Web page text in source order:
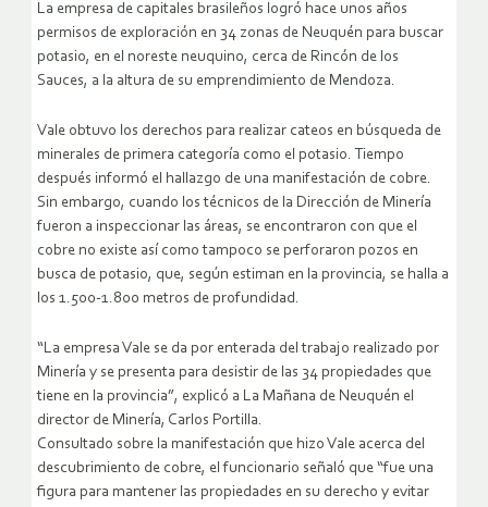
La empresa de capitales brasileños logró hace unos años
permisos de exploración en 34 zonas de Neuquén para buscar
potasio, en el noreste neuquino, cerca de Rincón de los
Sauces, a la altura de su emprendimiento de Mendoza.
Vale obtuvo los derechos para realizar cateos en búsqueda de
minerales de primera categoría como el potasio. Tiempo
después informó el hallazgo de una manifestación de cobre.
Sin embargo, cuando los técnicos de la Dirección de Minería
fueron a inspeccionar las áreas, se encontraron con que el
cobre no existe así como tampoco se perforaron pozos en
busca de potasio, que, según estiman en la provincia, se halla a
los 1.500-1.800 metros de profundidad.
“La empresa Vale se da por enterada del trabajo realizado por
Minería y se presenta para desistir de las 34 propiedades que
tiene en la provincia”, explicó a La Mañana de Neuquén el
director de Minería, Carlos Portilla.
Consultado sobre la manifestación que hizo Vale acerca del
descubrimiento de cobre, el funcionario señaló que “fue una
figura para mantener las propiedades en su derecho y evitar